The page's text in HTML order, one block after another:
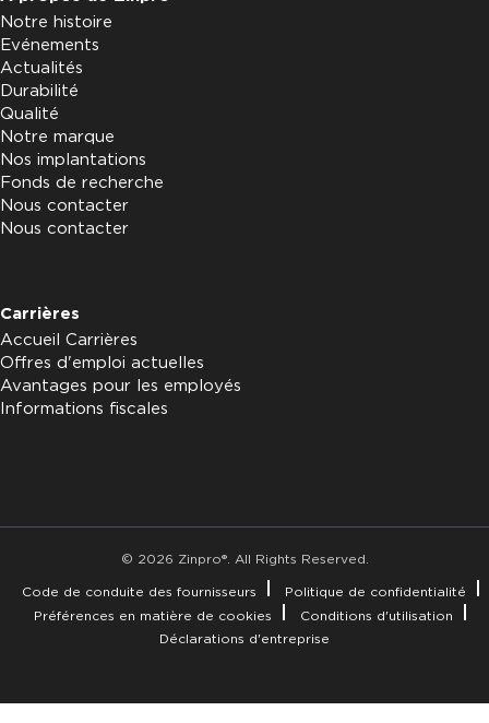
Notre histoire
Evénements
Actualités
Durabilité
Qualité
Notre marque
Nos implantations
Fonds de recherche
Nous contacter
Nous contacter
Carrières
Accueil Carrières
Offres d'emploi actuelles
Avantages pour les employés
Informations fiscales
© 2026 Zinpro®. All Rights Reserved.
Code de conduite des fournisseurs
Politique de confidentialité
Préférences en matière de cookies
Conditions d'utilisation
Déclarations d'entreprise